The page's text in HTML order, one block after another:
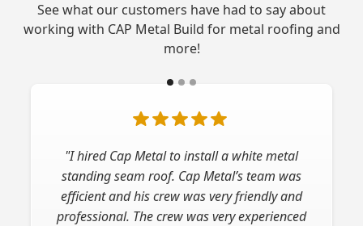
See what our customers have had to say about
working with CAP Metal Build for metal roofing and
more!
"I hired Cap Metal to install a white metal
standing seam roof. Cap Metal’s team was
efficient and his crew was very friendly and
professional. The crew was very experienced